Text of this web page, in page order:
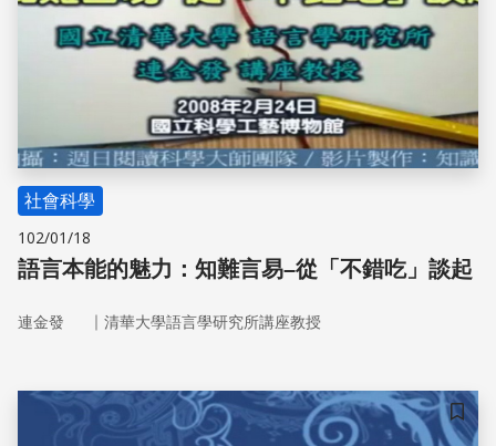
社會科學
102/01/18
語言本能的魅力：知難言易–從「不錯吃」談起
連金發 ｜ 清華大學語言學研究所講座教授
儲存